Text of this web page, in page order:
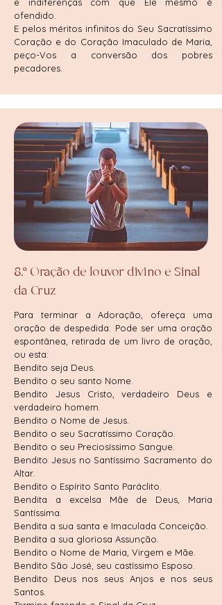
ofendido.
E pelos méritos infinitos do Seu Sacratíssimo
Coração e do Coração Imaculado de Maria,
peço-Vos a conversão dos pobres
pecadores.
8.º Oração de louvor divino e Sinal
da Cruz
Para terminar a Adoração, ofereça uma
oração de despedida. Pode ser uma oração
espontânea, retirada de um livro de oração,
ou esta:
Bendito seja Deus.
Bendito o seu santo Nome.
Bendito Jesus Cristo, verdadeiro Deus e
verdadeiro homem.
Bendito o Nome de Jesus.
Bendito o seu Sacratíssimo Coração.
Bendito o seu Preciosíssimo Sangue.
Bendito Jesus no Santíssimo Sacramento do
Altar.
Bendito o Espírito Santo Paráclito.
Bendita a excelsa Mãe de Deus, Maria
Santíssima.
Bendita a sua santa e Imaculada Conceição.
Bendita a sua gloriosa Assunção.
Bendito o Nome de Maria, Virgem e Mãe.
Bendito São José, seu castíssimo Esposo.
Bendito Deus nos seus Anjos e nos seus
Santos.